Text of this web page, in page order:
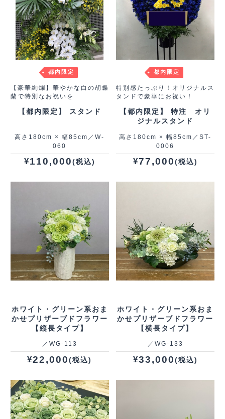
都内限定
【豪華絢爛】華やかな白の胡蝶
蘭で特別なお祝いを
【都内限定】 スタンド
高さ180cm × 幅85cm／W-
060
¥110,000(税込)
都内限定
特別感たっぷり！オリジナルス
タンドで豪華にお祝い！
【都内限定】 特注 オリ
ジナルスタンド
高さ180cm × 幅85cm／ST-
0006
¥77,000(税込)
ホワイト・グリーン系おま
かせプリザーブドフラワー
【縦長タイプ】
／WG‐113
¥22,000(税込)
ホワイト・グリーン系おま
かせプリザーブドフラワー
【横長タイプ】
／WG‐133
¥33,000(税込)